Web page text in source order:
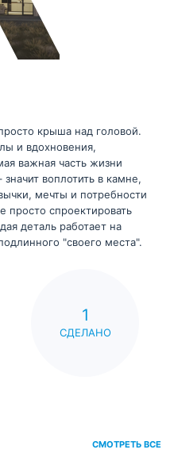
крыша над головой.
и вдохновения,
важная часть жизни
воплотить в камне,
мечты и потребности
просто спроектировать
деталь работает на
"своего места".
1
СДЕЛАНО
СМОТРЕТЬ ВСЕ